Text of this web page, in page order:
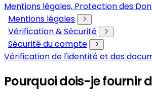
Mentions légales, Protection des
Mentions légales
Vérification & Sécurité
Sécurité du compte
Vérification de l'identité et des
Pourquoi dois-je fournir